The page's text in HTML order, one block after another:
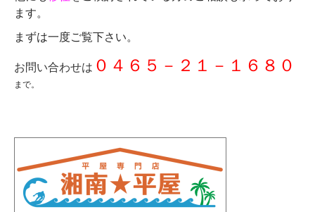
ます。
まずは一度ご覧下さい。
お問い合わせは ０４６５－２１－１６８０
まで。